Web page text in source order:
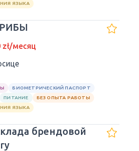
ЯЗЫКА
zł/месяц
БИОМЕТРИЧЕСКИЙ ПАСПОРТ
ПИТАНИЕ
БЕЗ ОПЫТА РАБОТЫ
ЯЗЫКА
брендовой